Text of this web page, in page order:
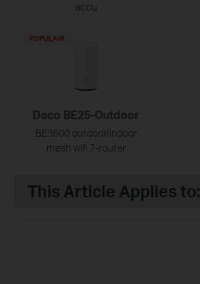
accu
Deco BE25-Outdoor
BE3600 outdoor/indoor
mesh wifi 7-router
POPULAIR
This Article Applies to: